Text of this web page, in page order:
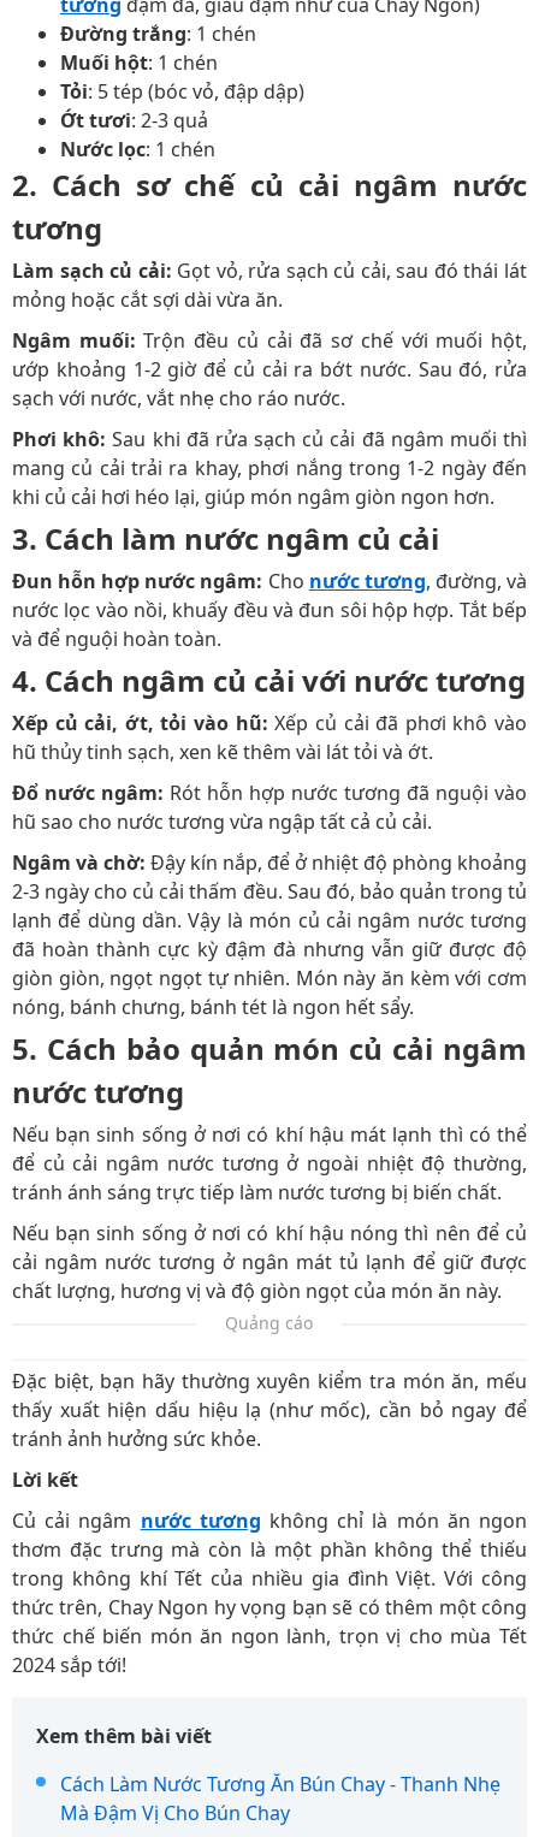
Đường trắng: 1 chén
Muối hột: 1 chén
Tỏi: 5 tép (bóc vỏ, đập dập)
Ớt tươi: 2-3 quả
Nước lọc: 1 chén
2. Cách sơ chế củ cải ngâm nước
tương
Làm sạch củ cải: Gọt vỏ, rửa sạch củ cải, sau đó thái lát
mỏng hoặc cắt sợi dài vừa ăn.
Ngâm muối: Trộn đều củ cải đã sơ chế với muối hột,
ướp khoảng 1-2 giờ để củ cải ra bớt nước. Sau đó, rửa
sạch với nước, vắt nhẹ cho ráo nước.
Phơi khô: Sau khi đã rửa sạch củ cải đã ngâm muối thì
mang củ cải trải ra khay, phơi nắng trong 1-2 ngày đến
khi củ cải hơi héo lại, giúp món ngâm giòn ngon hơn.
3. Cách làm nước ngâm củ cải
Đun hỗn hợp nước ngâm: Cho nước tương, đường, và
nước lọc vào nồi, khuấy đều và đun sôi hộp hợp. Tắt bếp
và để nguội hoàn toàn.
4. Cách ngâm củ cải với nước tương
Xếp củ cải, ớt, tỏi vào hũ: Xếp củ cải đã phơi khô vào
hũ thủy tinh sạch, xen kẽ thêm vài lát tỏi và ớt.
Đổ nước ngâm: Rót hỗn hợp nước tương đã nguội vào
hũ sao cho nước tương vừa ngập tất cả củ cải.
Ngâm và chờ: Đậy kín nắp, để ở nhiệt độ phòng khoảng
2-3 ngày cho củ cải thấm đều. Sau đó, bảo quản trong tủ
lạnh để dùng dần. Vậy là món củ cải ngâm nước tương
đã hoàn thành cực kỳ đậm đà nhưng vẫn giữ được độ
giòn giòn, ngọt ngọt tự nhiên. Món này ăn kèm với cơm
nóng, bánh chưng, bánh tét là ngon hết sẩy.
5. Cách bảo quản món củ cải ngâm
nước tương
Nếu bạn sinh sống ở nơi có khí hậu mát lạnh thì có thể
để củ cải ngâm nước tương ở ngoài nhiệt độ thường,
tránh ánh sáng trực tiếp làm nước tương bị biến chất.
Nếu bạn sinh sống ở nơi có khí hậu nóng thì nên để củ
cải ngâm nước tương ở ngân mát tủ lạnh để giữ được
chất lượng, hương vị và độ giòn ngọt của món ăn này.
Quảng cáo
Đặc biệt, bạn hãy thường xuyên kiểm tra món ăn, mếu
thấy xuất hiện dấu hiệu lạ (như mốc), cần bỏ ngay để
tránh ảnh hưởng sức khỏe.
Lời kết
Củ cải ngâm nước tương không chỉ là món ăn ngon
thơm đặc trưng mà còn là một phần không thể thiếu
trong không khí Tết của nhiều gia đình Việt. Với công
thức trên, Chay Ngon hy vọng bạn sẽ có thêm một công
thức chế biến món ăn ngon lành, trọn vị cho mùa Tết
2024 sắp tới!
Xem thêm bài viết
Cách Làm Nước Tương Ăn Bún Chay - Thanh Nhẹ
Mà Đậm Vị Cho Bún Chay